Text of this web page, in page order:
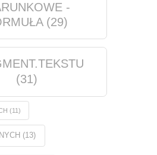
-
(29)
(31)
(11)
(13)